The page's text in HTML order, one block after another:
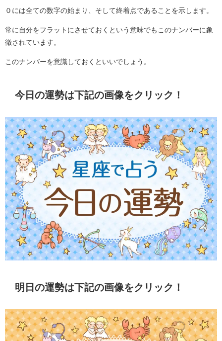
０には全ての数字の始まり、そして終着点であることを示します。
常に自分をフラットにさせておくという意味でもこのナンバーに象
徴されています。
このナンバーを意識しておくといいでしょう。
今日の運勢は下記の画像をクリック！
明日の運勢は下記の画像をクリック！